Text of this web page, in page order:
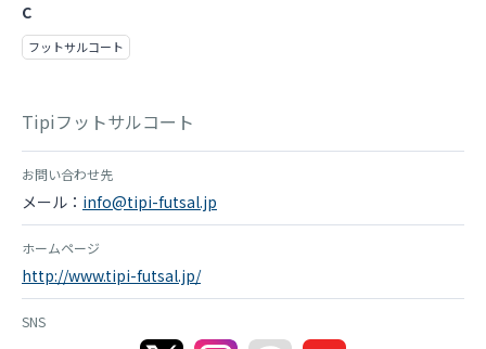
C
フットサルコート
Tipiフットサルコート
お問い合わせ先
メール： info@tipi-futsal.jp
ホームページ
http://www.tipi-futsal.jp/
SNS